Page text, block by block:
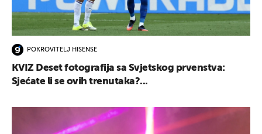
POKROVITELJ HISENSE
KVIZ Deset fotografija sa Svjetskog prvenstva:
Sjećate li se ovih trenutaka?...